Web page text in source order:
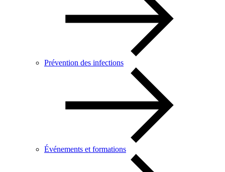
Prévention des infections
Événements et formations